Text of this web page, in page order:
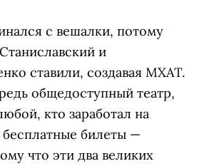
с вешалки, потому
и
ставили, создавая МХАТ.
общедоступный театр,
кто заработал на
билеты —
что эти два великих